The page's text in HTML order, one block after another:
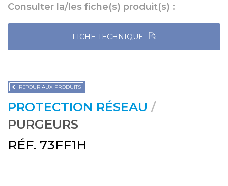
Consulter la/les fiche(s) produit(s) :
FICHE TECHNIQUE
RETOUR AUX PRODUITS
PROTECTION RÉSEAU /
PURGEURS
RÉF. 73FF1H